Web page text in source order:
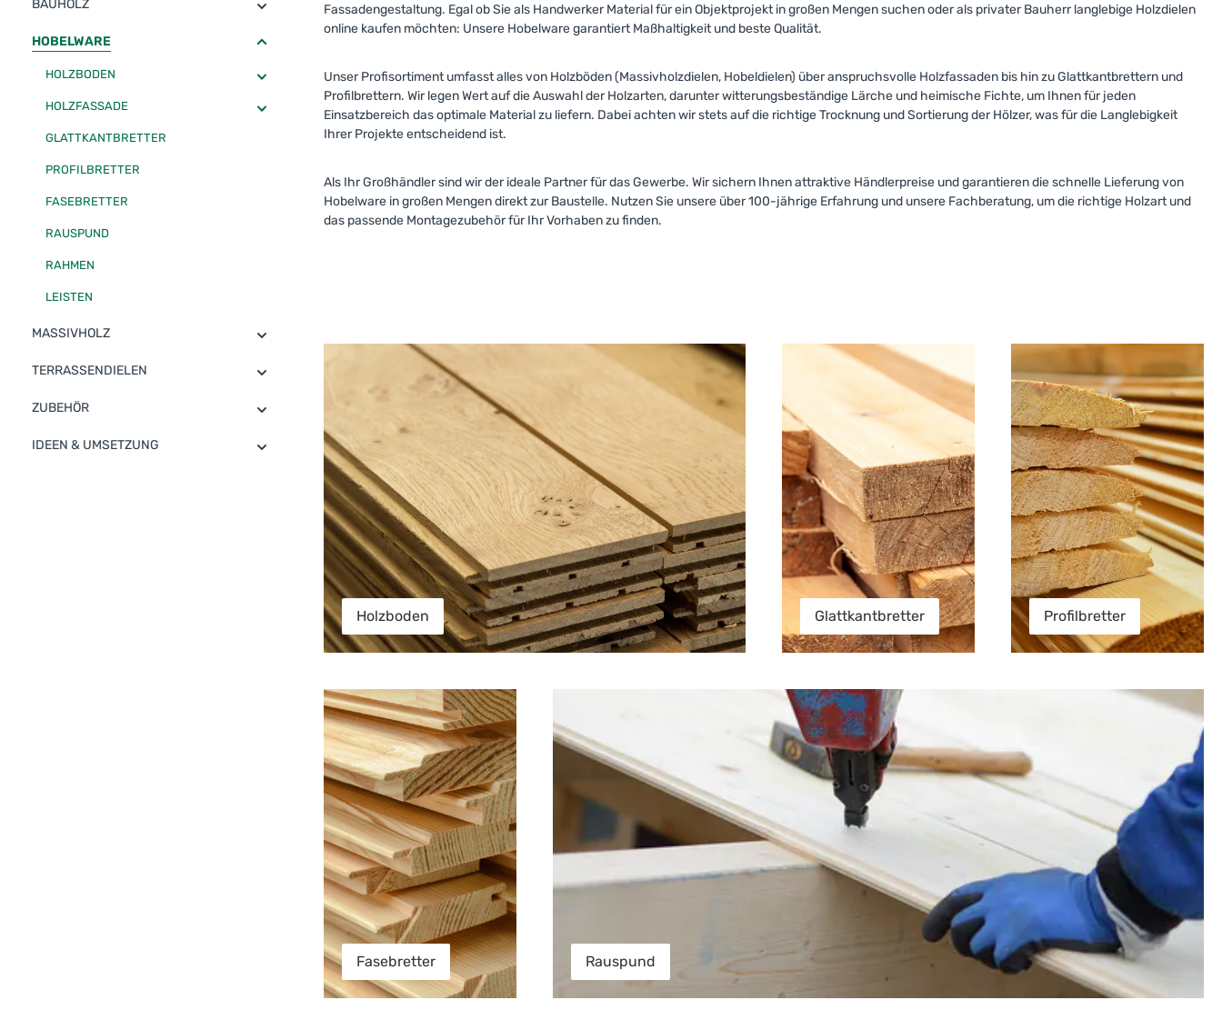
BAUHOLZ
HOBELWARE
HOLZBODEN
HOLZFASSADE
GLATTKANTBRETTER
PROFILBRETTER
FASEBRETTER
RAUSPUND
RAHMEN
LEISTEN
MASSIVHOLZ
TERRASSENDIELEN
ZUBEHÖR
IDEEN & UMSETZUNG
Fassadengestaltung. Egal ob Sie als Handwerker Material für ein Objektprojekt in großen Mengen suchen oder als privater Bauherr langlebige Holzdielen
online kaufen möchten: Unsere Hobelware garantiert Maßhaltigkeit und beste Qualität.
Unser Profisortiment umfasst alles von Holzböden (Massivholzdielen, Hobeldielen) über anspruchsvolle Holzfassaden bis hin zu Glattkantbrettern und
Profilbrettern. Wir legen Wert auf die Auswahl der Holzarten, darunter witterungsbeständige Lärche und heimische Fichte, um Ihnen für jeden
Einsatzbereich das optimale Material zu liefern. Dabei achten wir stets auf die richtige Trocknung und Sortierung der Hölzer, was für die Langlebigkeit
Ihrer Projekte entscheidend ist.
Als Ihr Großhändler sind wir der ideale Partner für das Gewerbe. Wir sichern Ihnen attraktive Händlerpreise und garantieren die schnelle Lieferung von
Hobelware in großen Mengen direkt zur Baustelle. Nutzen Sie unsere über 100-jährige Erfahrung und unsere Fachberatung, um die richtige Holzart und
das passende Montagezubehör für Ihr Vorhaben zu finden.
Holzboden
Glattkantbretter
Glattkantbretter
Profilbretter
Profilbretter
Fasebretter
Fasebretter Rauspund